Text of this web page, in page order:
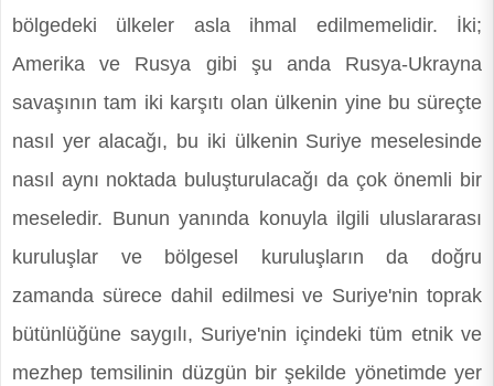
bölgedeki ülkeler asla ihmal edilmemelidir. İki;
Amerika ve Rusya gibi şu anda Rusya-Ukrayna
savaşının tam iki karşıtı olan ülkenin yine bu süreçte
nasıl yer alacağı, bu iki ülkenin Suriye meselesinde
nasıl aynı noktada buluşturulacağı da çok önemli bir
meseledir. Bunun yanında konuyla ilgili uluslararası
kuruluşlar ve bölgesel kuruluşların da doğru
zamanda sürece dahil edilmesi ve Suriye'nin toprak
bütünlüğüne saygılı, Suriye'nin içindeki tüm etnik ve
mezhep temsilinin düzgün bir şekilde yönetimde yer